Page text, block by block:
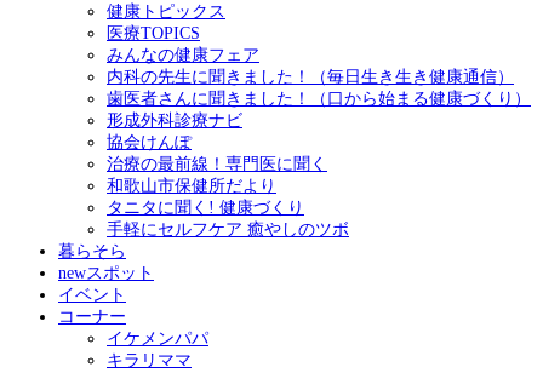
健康トピックス
医療TOPICS
みんなの健康フェア
内科の先生に聞きました！（毎日生き生き健康通信）
歯医者さんに聞きました！（口から始まる健康づくり）
形成外科診療ナビ
協会けんぽ
治療の最前線！専門医に聞く
和歌山市保健所だより
タニタに聞く! 健康づくり
手軽にセルフケア 癒やしのツボ
暮らそら
newスポット
イベント
コーナー
イケメンパパ
キラリママ